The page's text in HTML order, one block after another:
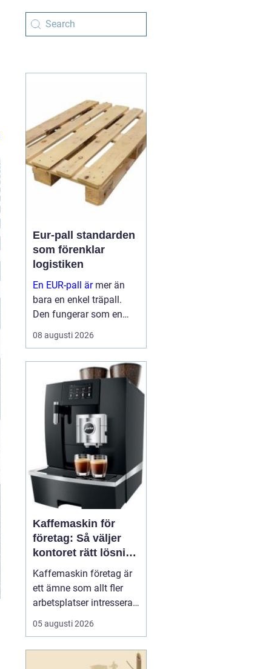
Eur-pall standarden
som förenklar
logistiken
En EUR-pall ärmer än
bara en enkel träpall.
Den fungerar som en
gemensam standard för
transport och lagring i
och stora delar av
världen. När företag
använder s...
08 augusti 2026
Kaffemaskin för
företag: Så väljer
kontoret rätt lösning
för kaffe på jobbet
Kaffemaskin företag är
ett ämne som allt fler
arbetsplatser intresserar
sig för när de vill höja
trivsel och effektivitet på
05 augusti 2026